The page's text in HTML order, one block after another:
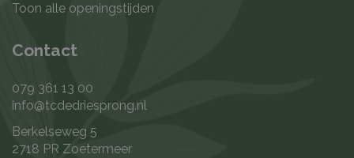
Toon alle openingstijden
Contact
079 361 13 00
info@tcdedriesprong.nl
Berkelseweg 5
2718 PR Zoetermeer